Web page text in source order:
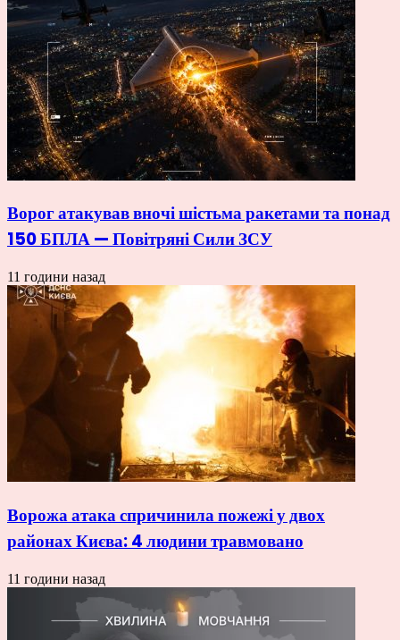
Ворог атакував вночі шістьма ракетами та понад
150 БПЛА — Повітряні Сили ЗСУ
11 години назад
Ворожа атака спричинила пожежі у двох
районах Києва: 4 людини травмовано
11 години назад